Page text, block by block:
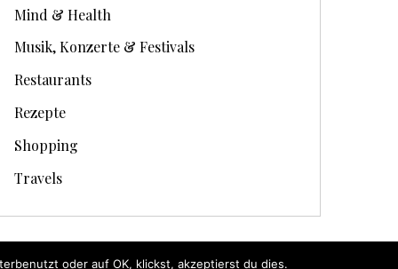
Mind & Health
Musik, Konzerte & Festivals
Restaurants
Rezepte
Shopping
Travels
oder auf OK, klickst, akzeptierst du dies.